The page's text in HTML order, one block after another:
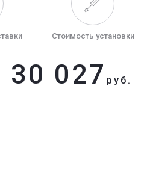
Стоимость установки
30 027 руб.